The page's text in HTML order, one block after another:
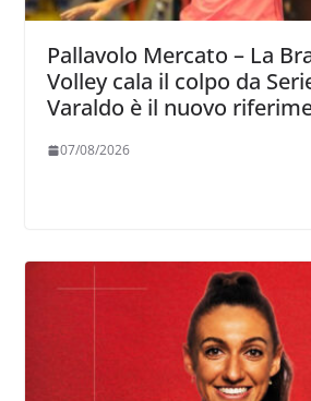
Pallavolo Mercato – La
Volley cala il colpo da
Varaldo è il nuovo
07/08/2026